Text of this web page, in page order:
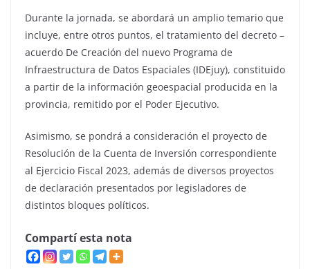
Durante la jornada, se abordará un amplio temario que
incluye, entre otros puntos, el tratamiento del decreto –
acuerdo De Creación del nuevo Programa de
Infraestructura de Datos Espaciales (IDEjuy), constituido
a partir de la información geoespacial producida en la
provincia, remitido por el Poder Ejecutivo.
Asimismo, se pondrá a consideración el proyecto de
Resolución de la Cuenta de Inversión correspondiente
al Ejercicio Fiscal 2023, además de diversos proyectos
de declaración presentados por legisladores de
distintos bloques políticos.
Compartí esta nota